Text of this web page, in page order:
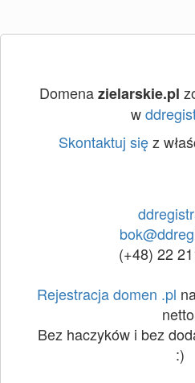
Domenazielarskie.pl
w
Skontaktuj sięz
(+48) 22
Rejestracja domen .pl
Bez haczyków i bez
:)